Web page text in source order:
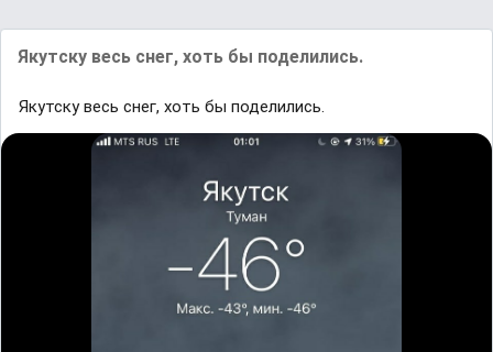
Якутску весь снег, хоть бы поделились.
Якутску весь снег, хоть бы поделились.